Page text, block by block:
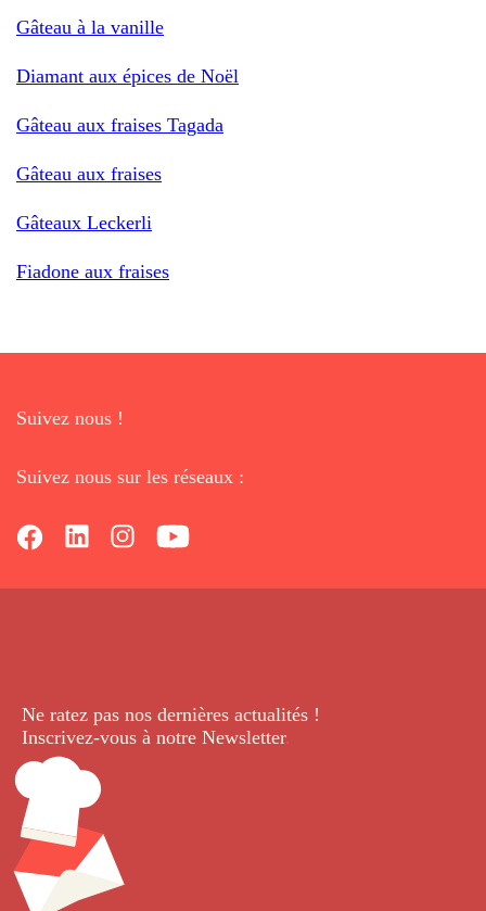
Gâteau à la vanille
Diamant aux épices de Noël
Gâteau aux fraises Tagada
Gâteau aux fraises
Gâteaux Leckerli
Fiadone aux fraises
Suivez nous !
Suivez nous sur les réseaux :
Ne ratez pas nos dernières actualités !
Inscrivez-vous à notre Newsletter.